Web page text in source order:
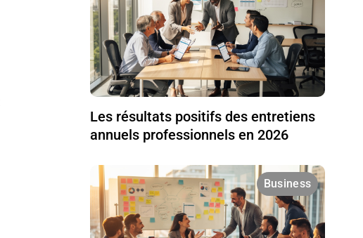
Les résultats positifs des entretiens
annuels professionnels en 2026
Business